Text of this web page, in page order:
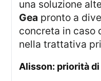
una soluzione
Gea pronto a
concreta in caso
nella trattativa
alisson: priorità